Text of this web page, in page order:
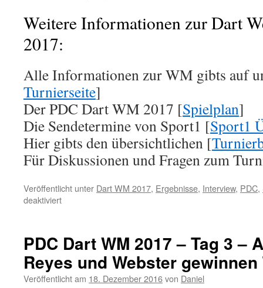
Weitere Informationen zur Dart
2017:
Alle Informationen zur WM gibts auf
Turnierseite]
Der PDC Dart WM 2017 [Spielplan]
Die Sendetermine von Sport1 [Sport1
Hier gibts den übersichtlichen [
Für Diskussionen und Fragen zum
Veröffentlicht unter Dart WM 2017, Ergebnisse, Interview, PDC,
deaktiviertfür
2017
–
Tag
4
PDC Dart WM 2017 – Tag 3 –
Reyes und Webster
Veröffentlicht am 18. Dezember 2016von Daniel